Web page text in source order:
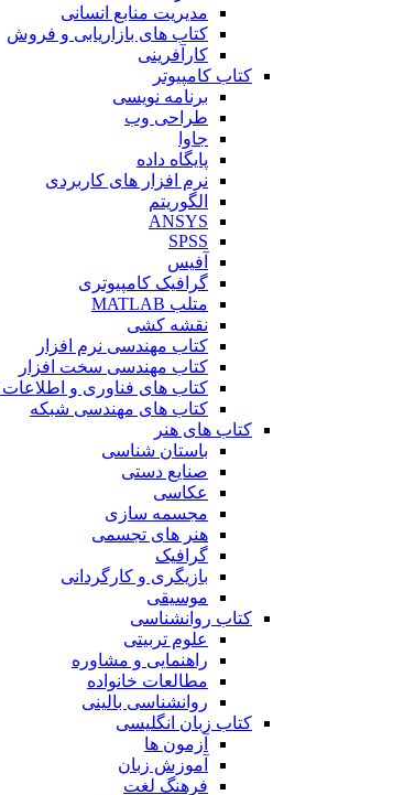
مدیریت منابع انسانی
کتاب های بازاریابی و فروش
کارآفرینی
کتاب کامپیوتر
برنامه نویسی
طراحی وب
جاوا
پایگاه داده
نرم افزار های کاربردی
الگوریتم
ANSYS
SPSS
آفیس
گرافیک کامپیوتری
متلب MATLAB
نقشه کشی
کتاب مهندسی نرم افزار
کتاب مهندسی سخت افزار
کتاب های فناوری و اطلاعات IT
کتاب های مهندسی شبکه
کتاب های هنر
باستان شناسی
صنایع دستی
عکاسی
مجسمه سازی
هنر های تجسمی
گرافیک
بازیگری و کارگردانی
موسیقی
کتاب روانشناسی
علوم تربیتی
راهنمایی و مشاوره
مطالعات خانواده
روانشناسی بالینی
کتاب زبان انگلیسی
آزمون ها
آموزش زبان
فرهنگ لغت